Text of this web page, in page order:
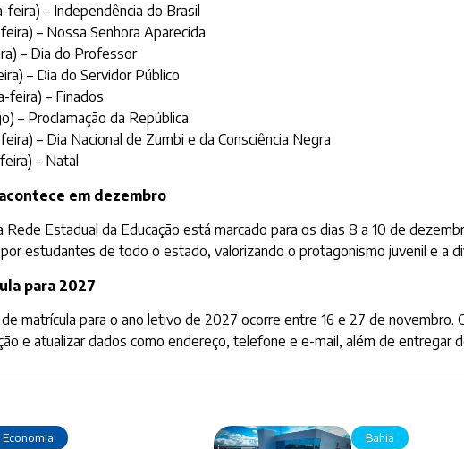
– Independência do Brasil
– Nossa Senhora Aparecida
– Dia do Professor
– Dia do Servidor Público
feira) – Finados
– Proclamação da República
– Dia Nacional de Zumbi e da Consciência Negra
– Natal
em dezembro
Rede Estadual da Educação está marcado para os dias 8 a 10 de
estudantes de todo o estado, valorizando o protagonismo juvenil e a
para 2027
matrícula para o ano letivo de 2027 ocorre entre 16 e 27 de
e atualizar dados como endereço, telefone e e-mail, além de entregar
Economia Bahia